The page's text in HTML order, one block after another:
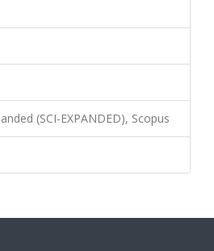
(SCI-EXPANDED), Scopus